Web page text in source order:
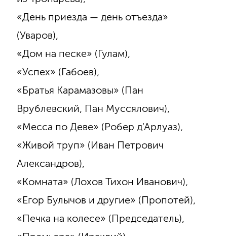
«День приезда — день отъезда»
(Уваров),
«Дом на песке» (Гулам),
«Успех» (Габоев),
«Братья Карамазовы» (Пан
Врублевский, Пан Муссялович),
«Месса по Деве» (Робер д'Арлуаз),
«Живой труп» (Иван Петрович
Александров),
«Комната» (Лохов Тихон Иванович),
«Егор Булычов и другие» (Пропотей),
«Печка на колесе» (Председатель),